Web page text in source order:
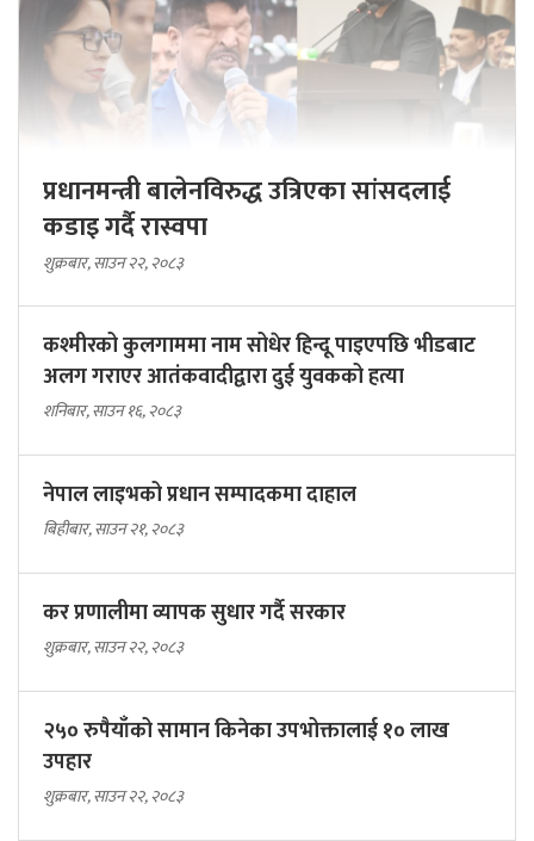
प्रधानमन्त्री बालेनविरुद्ध उत्रिएका सांसदलाई
कडाइ गर्दै रास्वपा
शुक्रबार, साउन २२, २०८३
कश्मीरको कुलगाममा नाम सोधेर हिन्दू पाइएपछि भीडबाट
अलग गराएर आतंकवादीद्वारा दुई युवकको हत्या
शनिबार, साउन १६, २०८३
नेपाल लाइभको प्रधान सम्पादकमा दाहाल
बिहीबार, साउन २१, २०८३
कर प्रणालीमा व्यापक सुधार गर्दै सरकार
शुक्रबार, साउन २२, २०८३
२५० रुपैयाँको सामान किनेका उपभोक्तालाई १० लाख
उपहार
शुक्रबार, साउन २२, २०८३